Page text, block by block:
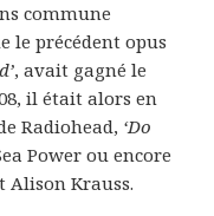
commune
le précédent opus
, avait gagné le
il était alors en
Radiohead, ‘Do
Power ou encore
Alison Krauss.